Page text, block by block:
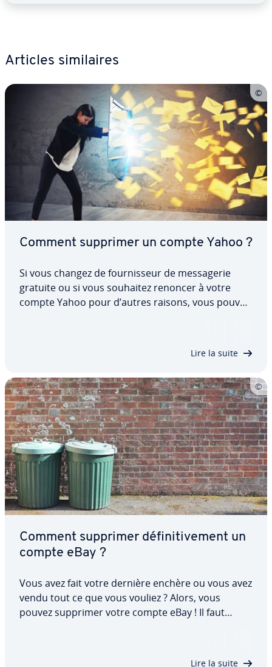
Articles si­mi­laires
Comment supprimer un compte Yahoo ?
Si vous changez de four­nis­seur de mes­sa­ge­rie
gratuite ou si vous souhaitez renoncer à votre
compte Yahoo pour d’autres raisons, vous pouvez
Lire la suite
Comment supprimer dé­fi­ni­ti­ve­ment un
compte eBay ?
Vous avez fait votre dernière enchère ou vous avez
vendu tout ce que vous vouliez ? Alors, vous
pouvez supprimer votre compte eBay ! Il faut
Lire la suite